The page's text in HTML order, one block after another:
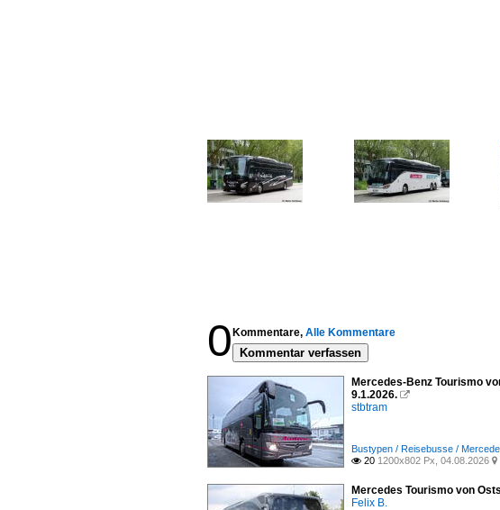
0 Kommentare, Alle Kommentare
Kommentar verfassen
Mercedes-Benz Tourismo
9.1.2026. 
stbtram
Bustypen / Reisebusse /
 20 1200x802 Px, 04.08.2026 
Mercedes Tourismo von
Felix B.